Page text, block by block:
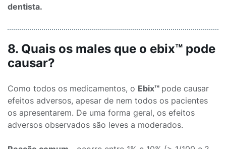
dentista.
8. Quais os males que o ebix™ pode
causar?
Como todos os medicamentos, o Ebix™ pode causar
efeitos adversos, apesar de nem todos os pacientes
os apresentarem. De uma forma geral, os efeitos
adversos observados são leves a moderados.